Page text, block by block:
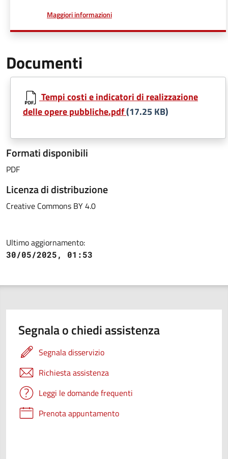
Maggiori informazionia proposito di
Documenti
Tempi costi e indicatori di realizzazione
delle opere pubbliche.pdf(17.25 KB)
Formati disponibili
PDF
Licenza di distribuzione
Creative Commons BY 4.0
Ultimo aggiornamento:
30/05/2025, 01:53
Segnala o chiedi assistenza
Segnala disservizio
Richiesta assistenza
Leggi le domande frequenti
Prenota appuntamento